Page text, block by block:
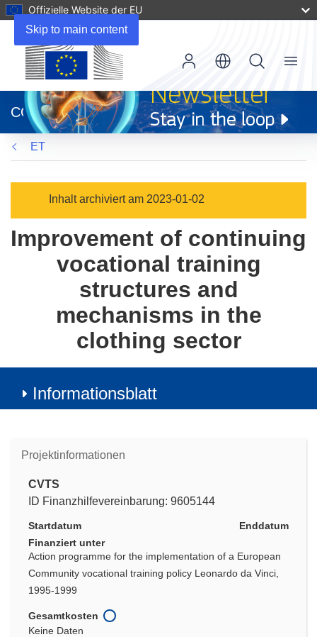
Skip to main content
Offizielle Website der EU
neuem
Fenster)
CORDIS
Menu
ET
Inhalt archiviert am 2023-01-02
Improvement of continuing
vocational training
structures and
mechanisms in the
clothing sector
Informationsblatt
Projektinformationen
CVTS
ID Finanzhilfevereinbarung: 9605144
Startdatum
Enddatum
Finanziert unter
Action programme for the implementation of a European
Community vocational training policy Leonardo da Vinci,
1995-1999
Gesamtkosten
Keine Daten